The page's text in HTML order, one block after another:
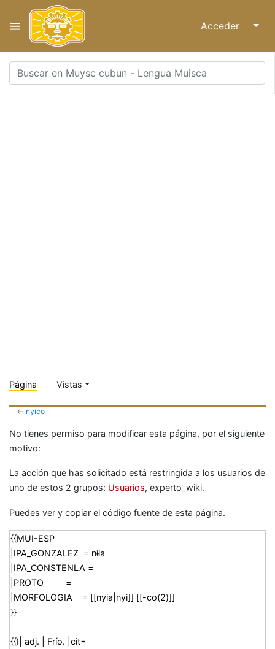
Acceder ↓
Página Vistas
← nyico
No tienes permiso para modificar esta página, por el siguiente
motivo:
La acción que has solicitado está restringida a los usuarios de
uno de estos 2 grupos: Usuarios, experto_wiki.
Puedes ver y copiar el código fuente de esta página.